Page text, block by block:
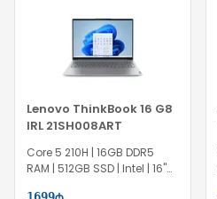
Lenovo ThinkBook 16 G8
IRL 21SH008ART
Core 5 210H | 16GB DDR5
RAM | 512GB SSD | Intel | 16"